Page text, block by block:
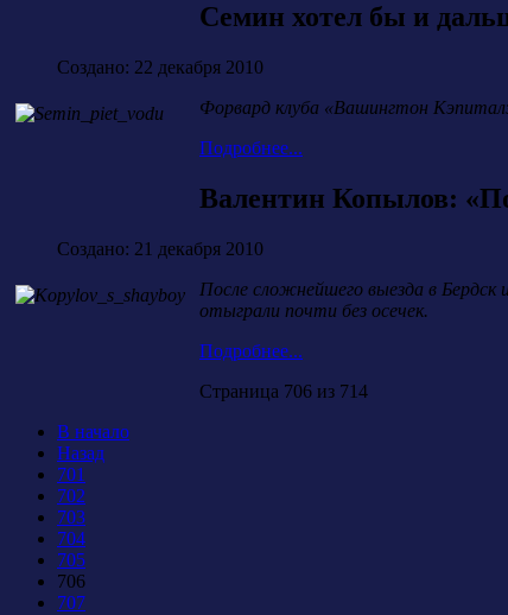
Семин хотел бы и
Создано: 22 декабря 2010
Форвард клуба «Вашингтон
Подробнее...
Валентин Копылов:
Создано: 21 декабря 2010
После сложнейшего выезда в Бердск
отыграли почти без осечек.
Подробнее...
Страница 706 из 714
В начало
Назад
701
702
703
704
705
706
707